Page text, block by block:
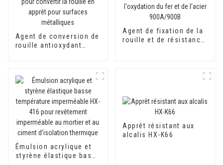
Agent de conversion de
rouille antioxydant
Agent de fixation de la
rouille et de résistance
Émulsion acrylique et
styrène élastique basse
Apprêt résistant aux
alcalis HX-K66